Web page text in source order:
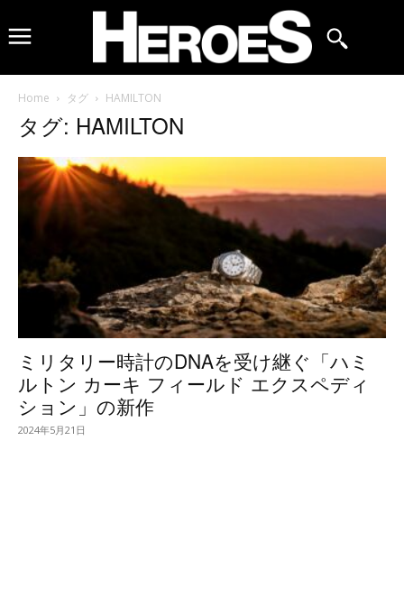
Home タグ HAMILTON
タグ: HAMILTON
ミリタリー時計のDNAを受け継ぐ「ハミ
ルトン カーキ フィールド エクスペディ
ション」の新作
2024年5月21日